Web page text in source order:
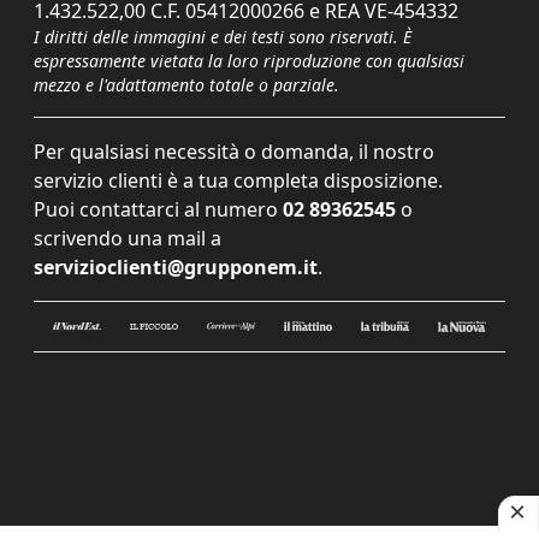
1.432.522,00 C.F. 05412000266 e REA VE-454332
I diritti delle immagini e dei testi sono riservati. È
espressamente vietata la loro riproduzione con qualsiasi
mezzo e l'adattamento totale o parziale.
Per qualsiasi necessità o domanda, il nostro
servizio clienti è a tua completa disposizione.
Puoi contattarci al numero 02 89362545 o
scrivendo una mail a
servizioclienti@grupponem.it.